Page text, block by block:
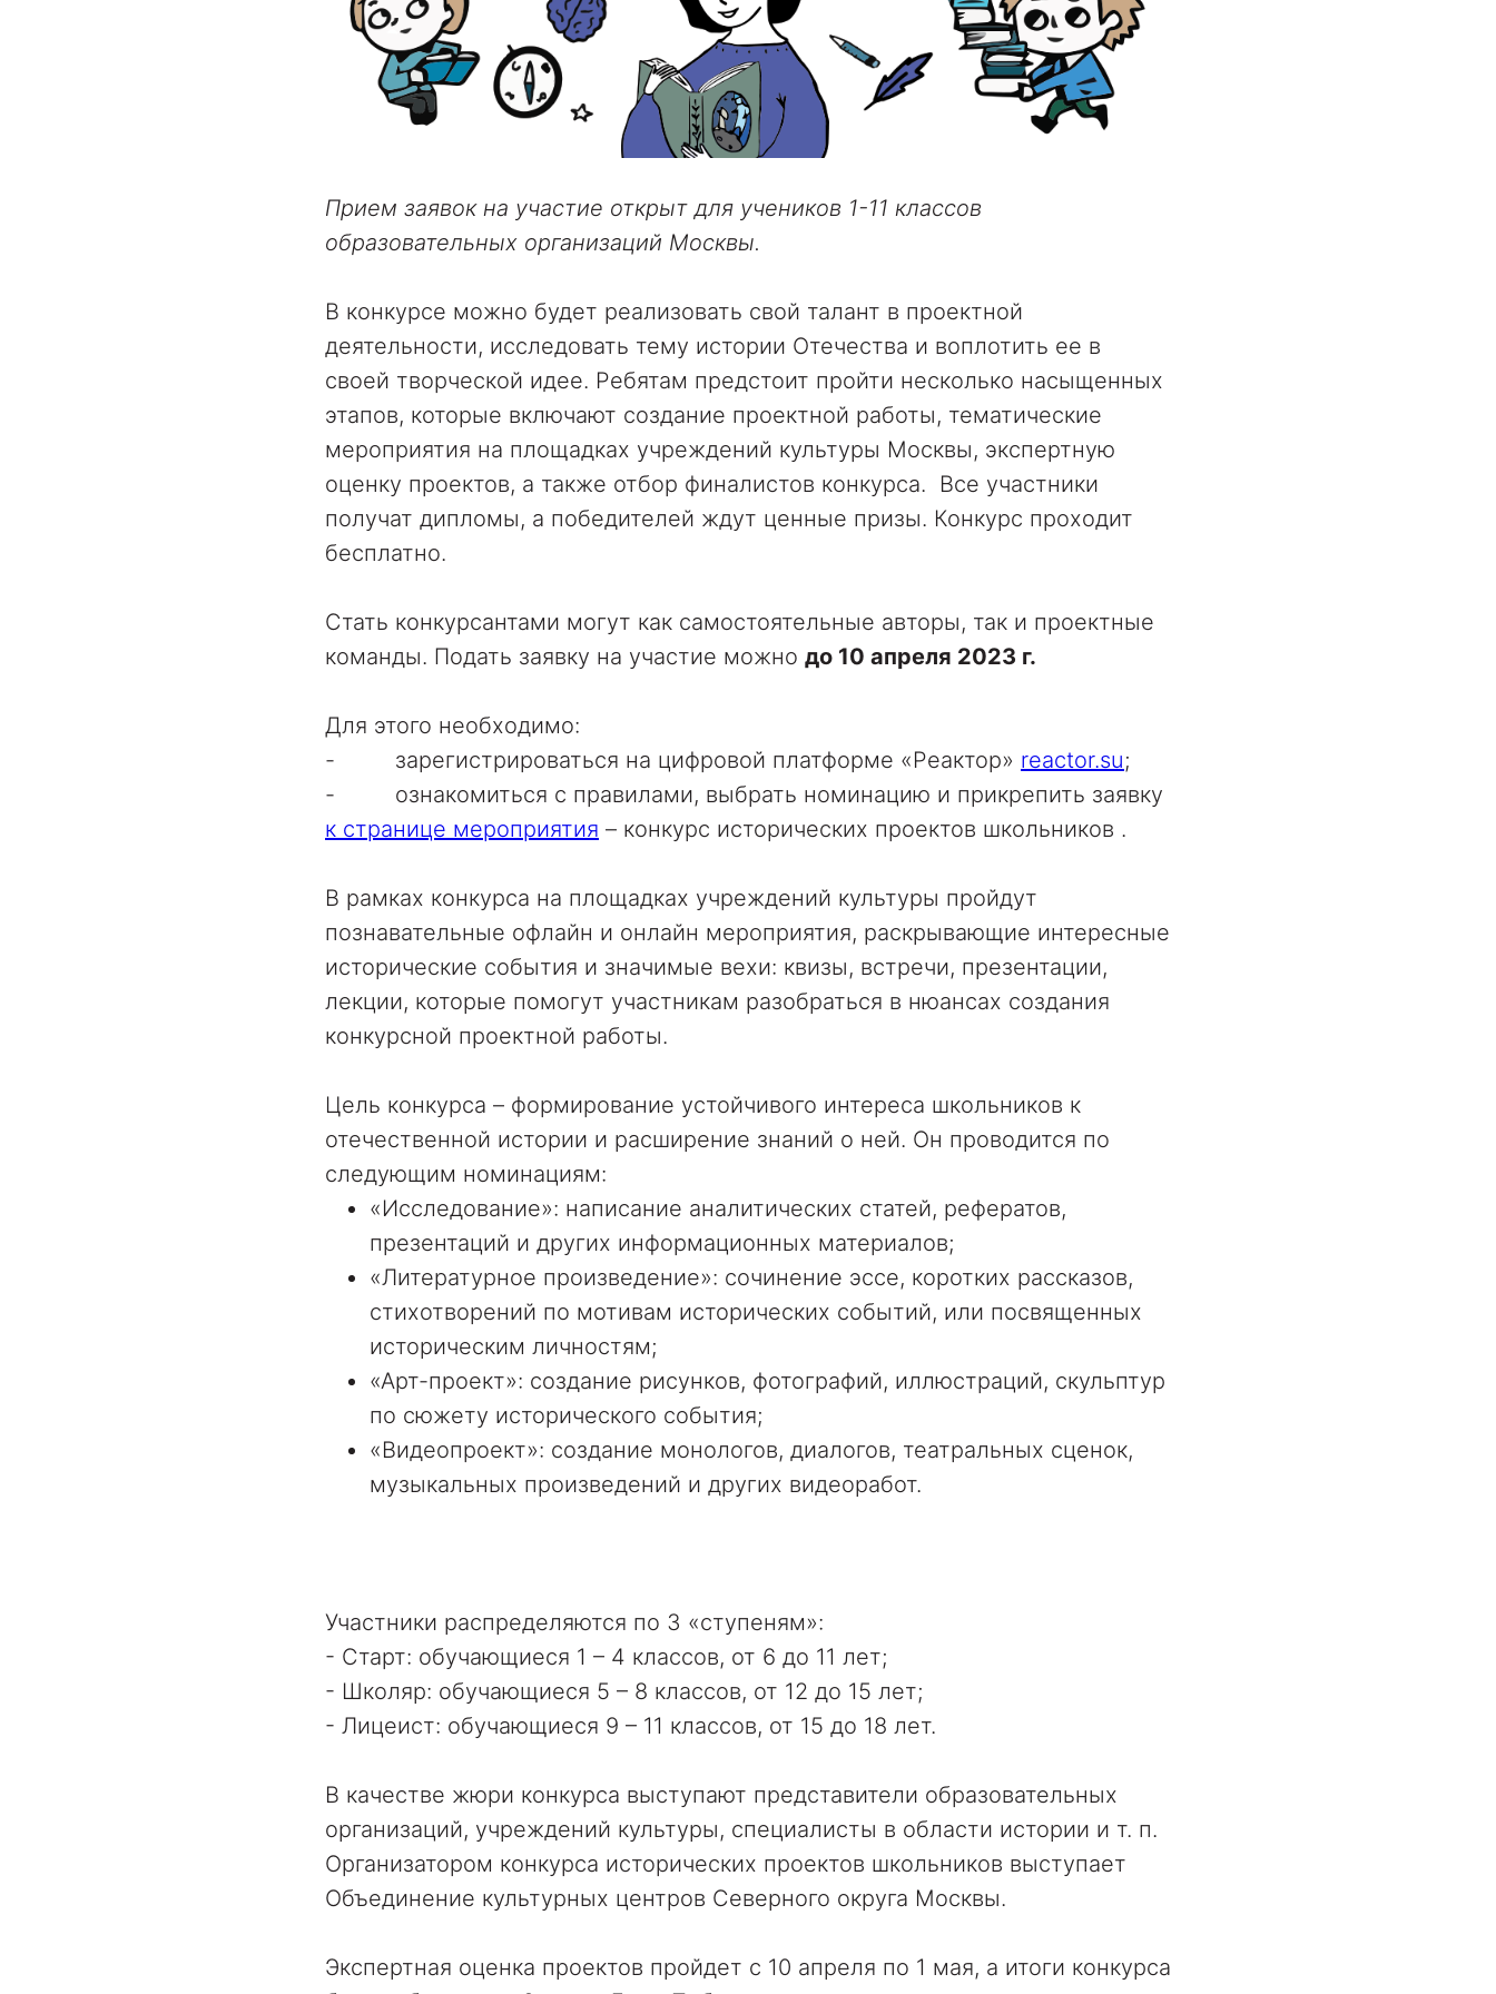
Прием заявок на участие открыт для учеников 1-11 классов
образовательных организаций Москвы.
В конкурсе можно будет реализовать свой талант в проектной
деятельности, исследовать тему истории Отечества и воплотить ее в
своей творческой идее. Ребятам предстоит пройти несколько насыщенных
этапов, которые включают создание проектной работы, тематические
мероприятия на площадках учреждений культуры Москвы, экспертную
оценку проектов, а также отбор финалистов конкурса. Все участники
получат дипломы, а победителей ждут ценные призы. Конкурс проходит
бесплатно.
Стать конкурсантами могут как самостоятельные авторы, так и проектные
команды. Подать заявку на участие можно до 10 апреля 2023 г.
Для этого необходимо:
- зарегистрироваться на цифровой платформе «Реактор» reactor.su;
- ознакомиться с правилами, выбрать номинацию и прикрепить заявку
к странице мероприятия – конкурс исторических проектов школьников .
В рамках конкурса на площадках учреждений культуры пройдут
познавательные офлайн и онлайн мероприятия, раскрывающие интересные
исторические события и значимые вехи: квизы, встречи, презентации,
лекции, которые помогут участникам разобраться в нюансах создания
конкурсной проектной работы.
Цель конкурса – формирование устойчивого интереса школьников к
отечественной истории и расширение знаний о ней. Он проводится по
следующим номинациям:
«Исследование»: написание аналитических статей, рефератов,
презентаций и других информационных материалов;
«Литературное произведение»: сочинение эссе, коротких рассказов,
стихотворений по мотивам исторических событий, или посвященных
историческим личностям;
«Арт-проект»: создание рисунков, фотографий, иллюстраций, скульптур
по сюжету исторического события;
«Видеопроект»: создание монологов, диалогов, театральных сценок,
музыкальных произведений и других видеоработ.
Участники распределяются по 3 «ступеням»:
- Старт: обучающиеся 1 – 4 классов, от 6 до 11 лет;
- Школяр: обучающиеся 5 – 8 классов, от 12 до 15 лет;
- Лицеист: обучающиеся 9 – 11 классов, от 15 до 18 лет.
В качестве жюри конкурса выступают представители образовательных
организаций, учреждений культуры, специалисты в области истории и т. п.
Организатором конкурса исторических проектов школьников выступает
Объединение культурных центров Северного округа Москвы.
Экспертная оценка проектов пройдет с 10 апреля по 1 мая, а итоги конкурса